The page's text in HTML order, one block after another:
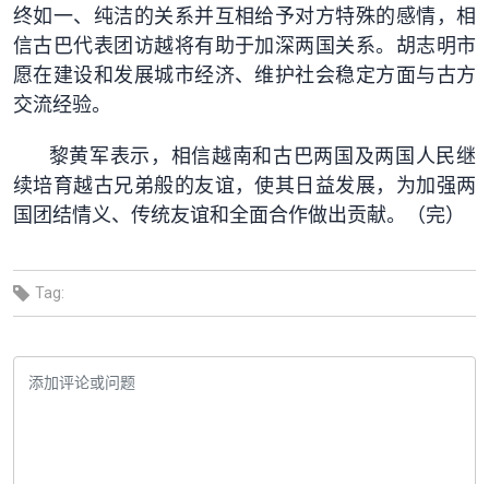
终如一、纯洁的关系并互相给予对方特殊的感情，相
信古巴代表团访越将有助于加深两国关系。胡志明市
愿在建设和发展城市经济、维护社会稳定方面与古方
交流经验。
黎黄军表示，相信越南和古巴两国及两国人民继
续培育越古兄弟般的友谊，使其日益发展，为加强两
国团结情义、传统友谊和全面合作做出贡献。（完）
Tag: